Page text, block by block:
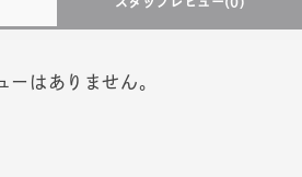
ーはありません。